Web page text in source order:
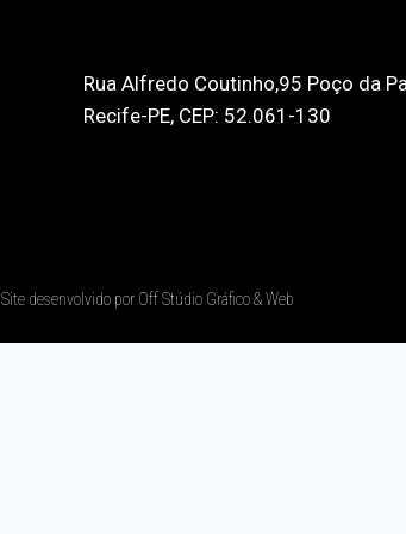
Rua Alfredo Coutinho,95 Poço da
Recife-PE, CEP: 52.061-130
Site desenvolvido por Off Stúdio Gráfico & Web